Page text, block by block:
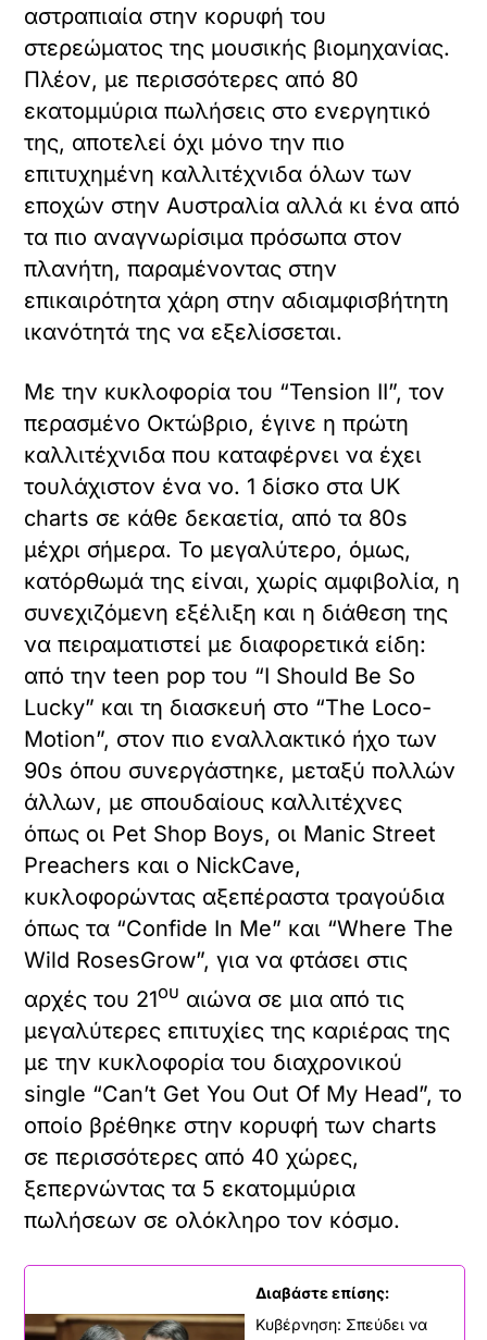
αστραπιαία στην κορυφή του
στερεώματος της μουσικής βιομηχανίας.
Πλέον, με περισσότερες από 80
εκατομμύρια πωλήσεις στο ενεργητικό
της, αποτελεί όχι μόνο την πιο
επιτυχημένη καλλιτέχνιδα όλων των
εποχών στην Αυστραλία αλλά κι ένα από
τα πιο αναγνωρίσιμα πρόσωπα στον
πλανήτη, παραμένοντας στην
επικαιρότητα χάρη στην αδιαμφισβήτητη
ικανότητά της να εξελίσσεται.
Με την κυκλοφορία του “Tension II”, τον
περασμένο Οκτώβριο, έγινε η πρώτη
καλλιτέχνιδα που καταφέρνει να έχει
τουλάχιστον ένα νο. 1 δίσκο στα UK
charts σε κάθε δεκαετία, από τα 80s
μέχρι σήμερα. Το μεγαλύτερο, όμως,
κατόρθωμά της είναι, χωρίς αμφιβολία, η
συνεχιζόμενη εξέλιξη και η διάθεση της
να πειραματιστεί με διαφορετικά είδη:
από την teen pop του “I Should Be So
Lucky” και τη διασκευή στο “The Loco-
Motion”, στον πιο εναλλακτικό ήχο των
90s όπου συνεργάστηκε, μεταξύ πολλών
άλλων, με σπουδαίους καλλιτέχνες
όπως οι Pet Shop Boys, οι Manic Street
Preachers και ο NickCave,
κυκλοφορώντας αξεπέραστα τραγούδια
όπως τα “Confide In Me” και “Where The
Wild RosesGrow”, για να φτάσει στις
αρχές του 21ου αιώνα σε μια από τις
μεγαλύτερες επιτυχίες της καριέρας της
με την κυκλοφορία του διαχρονικού
single “Can’t Get You Out Of My Head”, το
οποίο βρέθηκε στην κορυφή των charts
σε περισσότερες από 40 χώρες,
ξεπερνώντας τα 5 εκατομμύρια
πωλήσεων σε ολόκληρο τον κόσμο.
Διαβάστε επίσης:
Κυβέρνηση: Σπεύδει να